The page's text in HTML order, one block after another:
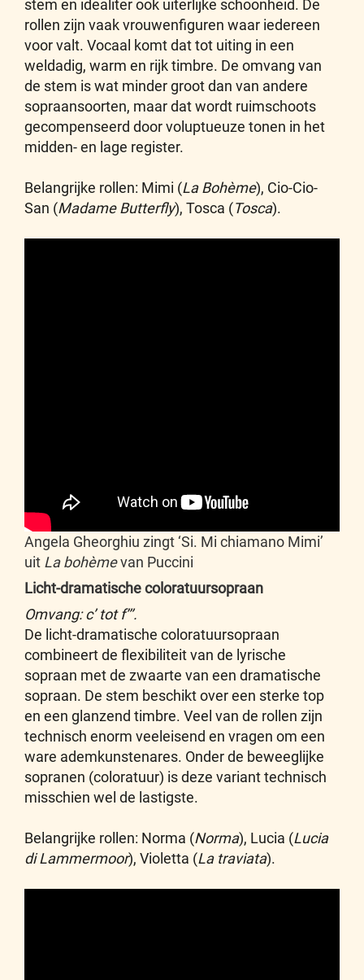
stem en idealiter ook uiterlijke schoonheid. De
rollen zijn vaak vrouwenfiguren waar iedereen
voor valt. Vocaal komt dat tot uiting in een
weldadig, warm en rijk timbre. De omvang van
de stem is wat minder groot dan van andere
sopraansoorten, maar dat wordt ruimschoots
gecompenseerd door voluptueuze tonen in het
midden- en lage register.
Belangrijke rollen: Mimi (La Bohème), Cio-Cio-
San (Madame Butterfly), Tosca (Tosca).
Angela Gheorghiu zingt ‘Si. Mi chiamano Mimi’
uit La bohèmevan Puccini
Licht-dramatische coloratuursopraan
Omvang: c’ tot f’’’.
De licht-dramatische coloratuursopraan
combineert de flexibiliteit van de lyrische
sopraan met de zwaarte van een dramatische
sopraan. De stem beschikt over een sterke top
en een glanzend timbre. Veel van de rollen zijn
technisch enorm veeleisend en vragen om een
ware ademkunstenares. Onder de beweeglijke
sopranen (coloratuur) is deze variant technisch
misschien wel de lastigste.
Belangrijke rollen: Norma (Norma), Lucia (Lucia
di Lammermoor), Violetta (La traviata).